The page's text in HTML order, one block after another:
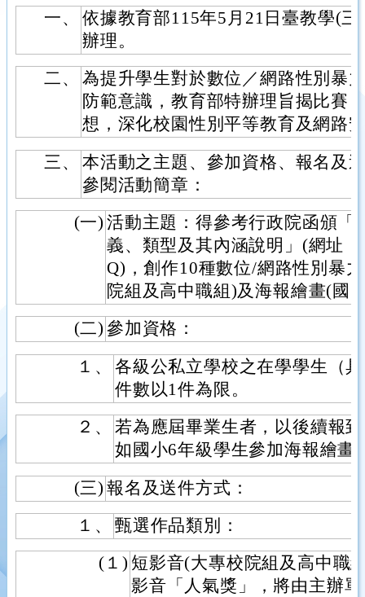
一、
依據教育部115年5月21日臺教學(
辦理。
二、
為提升學生對於數位／網路性別暴
防範意識，教育部特辦理旨揭比賽
想，深化校園性別平等教育及網路
三、
本活動之主題、參加資格、報名及
參閱活動簡章：
(一) 活動主題：得參考行政院函頒「
義、類型及其內涵說明」(網址
Q)，創作10種數位/網路性別暴
院組及高中職組)及海報繪畫(國
(二) 參加資格：
１、
各級公私立學校之在學學生（
件數以1件為限。
２、
若為應屆畢業生者，以後續報
如國小6年級學生參加海報繪畫
(三) 報名及送件方式：
１、
甄選作品類別：
(１) 短影音(大專校院組及高中職
影音「人氣獎」，將由主辦